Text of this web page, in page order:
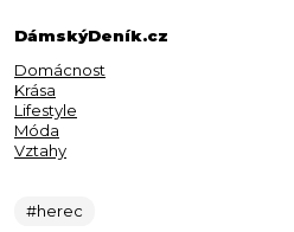
DámskýDeník.cz
Domácnost
Krása
Lifestyle
Móda
Vztahy
#herec